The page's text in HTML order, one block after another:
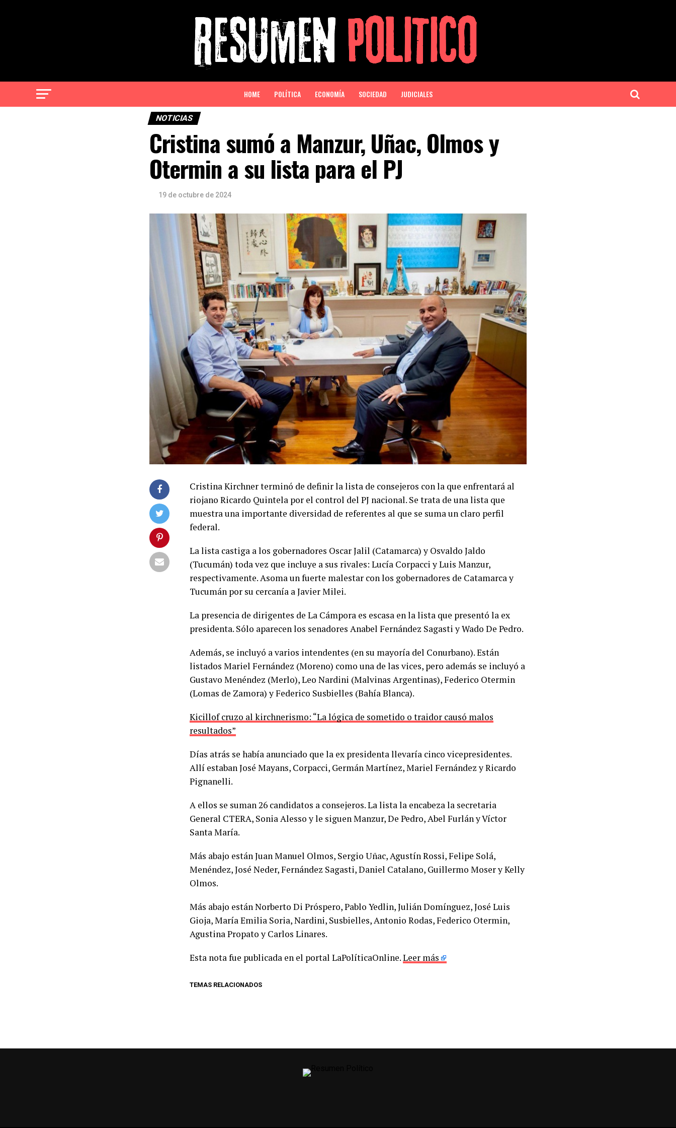
HOME POLÍTICA ECONOMÍA SOCIEDAD JUDICIALES
NOTICIAS
Cristina sumó a Manzur, Uñac, Olmos y
Otermin a su lista para el PJ
19 de octubre de 2024
Cristina Kirchner terminó de definir la lista de consejeros con la que enfrentará al
riojano Ricardo Quintela por el control del PJ nacional. Se trata de una lista que
muestra una importante diversidad de referentes al que se suma un claro perfil
federal.
La lista castiga a los gobernadores Oscar Jalil (Catamarca) y Osvaldo Jaldo
(Tucumán) toda vez que incluye a sus rivales: Lucía Corpacci y Luis Manzur,
respectivamente. Asoma un fuerte malestar con los gobernadores de Catamarca y
Tucumán por su cercanía a Javier Milei.
La presencia de dirigentes de La Cámpora es escasa en la lista que presentó la ex
presidenta. Sólo aparecen los senadores Anabel Fernández Sagasti y Wado De Pedro.
Además, se incluyó a varios intendentes (en su mayoría del Conurbano). Están
listados Mariel Fernández (Moreno) como una de las vices, pero además se incluyó a
Gustavo Menéndez (Merlo), Leo Nardini (Malvinas Argentinas), Federico Otermin
(Lomas de Zamora) y Federico Susbielles (Bahía Blanca).
Kicillof cruzo al kirchnerismo: “La lógica de sometido o traidor causó malos
resultados”
Días atrás se había anunciado que la ex presidenta llevaría cinco vicepresidentes.
Allí estaban José Mayans, Corpacci, Germán Martínez, Mariel Fernández y Ricardo
Pignanelli.
A ellos se suman 26 candidatos a consejeros. La lista la encabeza la secretaria
General CTERA, Sonia Alesso y le siguen Manzur, De Pedro, Abel Furlán y Víctor
Santa María.
Más abajo están Juan Manuel Olmos, Sergio Uñac, Agustín Rossi, Felipe Solá,
Menéndez, José Neder, Fernández Sagasti, Daniel Catalano, Guillermo Moser y Kelly
Olmos.
Más abajo están Norberto Di Próspero, Pablo Yedlin, Julián Domínguez, José Luis
Gioja, María Emilia Soria, Nardini, Susbielles, Antonio Rodas, Federico Otermin,
Agustina Propato y Carlos Linares.
Esta nota fue publicada en el portal LaPolíticaOnline.Leer más
TEMAS RELACIONADOS